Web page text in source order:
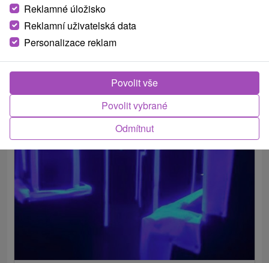
Drevené kostolíky(27)
Planetária a observatória (2)
Detské centrá a mestečká
Obce a města
Poprad(3) Červený Kláštor(3) Zobrazit vše
Reklamné úložisko
Reklamní uživatelská data
Personalizace reklam
Odmítnut
Povolit vybrané
Povolit vše